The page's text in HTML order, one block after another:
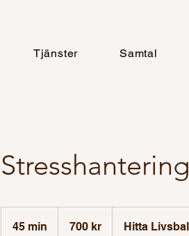
Tjänster Samtal
45 min
kronor700 kr Hitta